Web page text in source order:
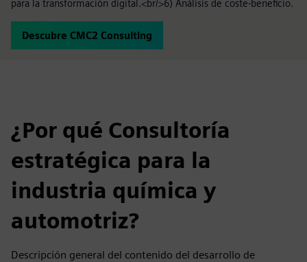
para la transformación digital.<br/>6) Análisis de coste-beneficio.
Descubre CMC2 Consulting
¿Por qué Consultoría
estratégica para la
industria química y
automotriz?
Descripción general del contenido del desarrollo de